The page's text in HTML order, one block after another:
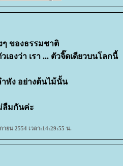
ๆ ของธรรมชาติ
เองว่า เรา ... ตัวจิ๊ดเดียวบนโลกนี้
พัง อย่างต้นไม้นั้น
ลืมกันค่ะ
ยน 2554 เวลา:14:29:55 น.